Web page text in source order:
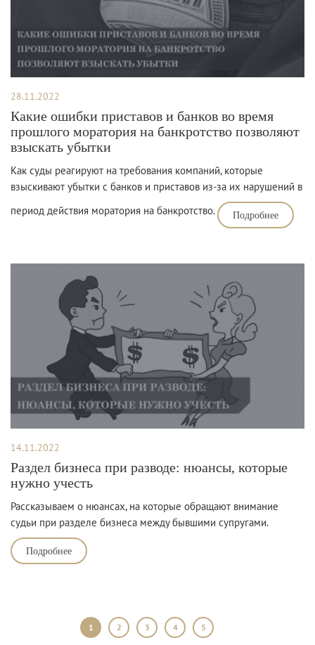
28.11.2022
Какие ошибки приставов и банков во время
прошлого моратория на банкротство позволяют
взыскать убытки
Как суды реагируют на требования компаний, которые
взыскивают убытки с банков и приставов из-за их нарушений в
период действия моратория на банкротство.
Подробнее
14.11.2022
Раздел бизнеса при разводе: нюансы, которые
нужно учесть
Рассказываем о нюансах, на которые обращают внимание
судьи при разделе бизнеса между бывшими супругами.
Подробнее
1 2 3 4 5